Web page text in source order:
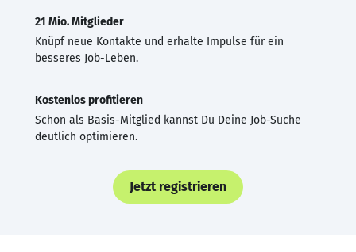
21 Mio. Mitglieder
Knüpf neue Kontakte und erhalte Impulse für ein
besseres Job-Leben.
Kostenlos profitieren
Schon als Basis-Mitglied kannst Du Deine Job-Suche
deutlich optimieren.
Jetzt registrieren